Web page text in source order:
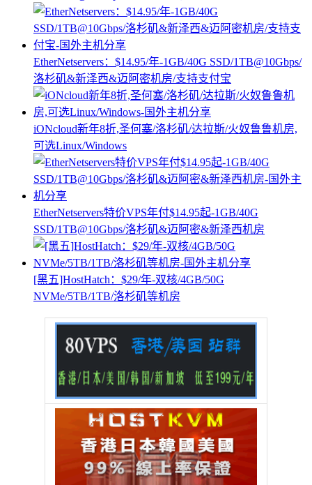
EtherNetservers：$14.95/年-1GB/40G SSD/1TB@10Gbps/
洛杉矶&新泽西&迈阿密机房/支持支付宝
iONcloud新年8折,圣何塞/洛杉矶/达拉斯/火奴鲁鲁机房,
可选Linux/Windows
EtherNetservers特价VPS年付$14.95起-1GB/40G
SSD/1TB@10Gbps/洛杉矶&迈阿密&新泽西机房
[黑五]HostHatch：$29/年-双核/4GB/50G
NVMe/5TB/1TB/洛杉矶等机房